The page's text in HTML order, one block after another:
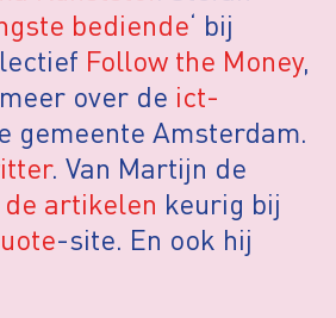
bediende‘ bij
Follow the Money,
over de ict-
gemeente Amsterdam.
. Van Martijn de
de artikelen keurig bij
-site. En ook hij